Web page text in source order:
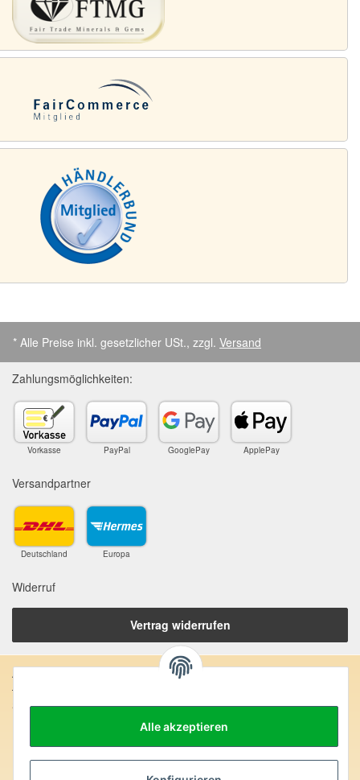
Alle akzeptieren
* Alle Preise inkl. gesetzlicher USt., zzgl. Versand
Zahlungsmöglichkeiten:
Vorkasse PayPal GooglePay ApplePay
Versandpartner
Deutschland Europa
Widerruf
Vertrag widerrufen
Anschrift:
SteinZeitOase
D-75391 Gechingen